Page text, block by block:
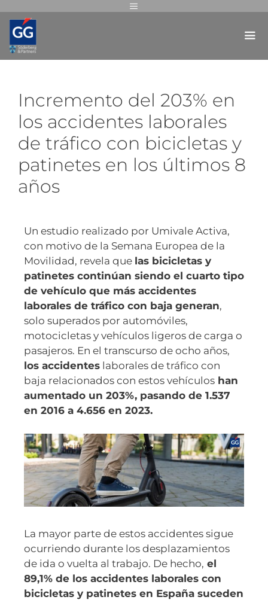
Incremento del 203% en
los accidentes laborales
de tráfico con bicicletas y
patinetes en los últimos 8
años
Un estudio realizado por Umivale Activa,
con motivo de la Semana Europea de la
Movilidad, revela que las bicicletas y
patinetes continúan siendo el cuarto tipo
de vehículo que más accidentes
laborales de tráfico con baja generan,
solo superados por automóviles,
motocicletas y vehículos ligeros de carga o
pasajeros. En el transcurso de ocho años,
los accidentes laborales de tráfico con
baja relacionados con estos vehículos han
aumentado un 203%, pasando de 1.537
en 2016 a 4.656 en 2023.
La mayor parte de estos accidentes sigue
ocurriendo durante los desplazamientos
de ida o vuelta al trabajo. De hecho, el
89,1% de los accidentes laborales con
bicicletas y patinetes en España suceden